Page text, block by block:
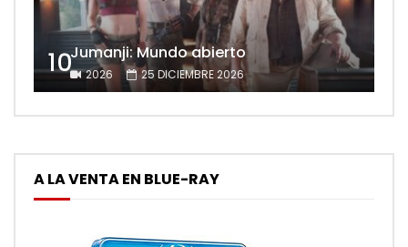
10Jumanji: Mundo abierto
2026 25 DICIEMBRE 2026
A LA VENTA EN BLUE-RAY